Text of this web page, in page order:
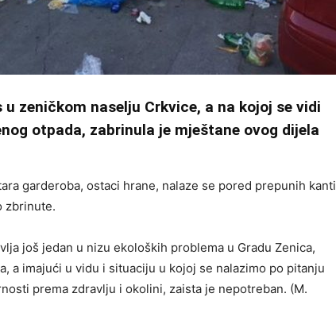
zeničkom naselju Crkvice, a na kojoj se vidi
otpada, zabrinula je mještane ovog dijela
garderoba, ostaci hrane, nalaze se pored prepunih kanti
zbrinute.
još jedan u nizu ekoloških problema u Gradu Zenica,
a imajući u vidu i situaciju u kojoj se nalazimo po pitanju
prema zdravlju i okolini, zaista je nepotreban. (M.